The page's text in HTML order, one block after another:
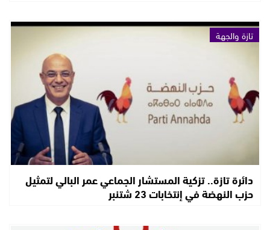
تازة والجهة
دائرة تازة.. تزكية المستشار الجماعي عمر البالي لتمثيل
حزب النهضة في إنتخابات 23 شتنبر